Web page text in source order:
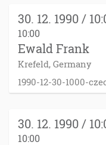
30. 12. 1990 /
10:00
Ewald Frank
Krefeld, Germany
1990-12-30-1000-
30. 12. 1990 /
10:00